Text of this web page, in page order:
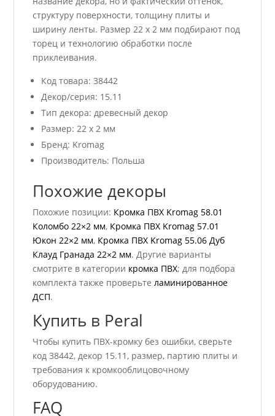
структуру поверхности, толщину плиты и
ширину ленты. Размер 22 x 2 мм подбирают под
торец и технологию обработки после
приклеивания.
Код товара: 38442
Декор/серия: 15.11
Тип декора: древесный декор
Размер: 22 x 2 мм
Бренд: Kromag
Производитель: Польша
Похожие декоры
Похожие позиции: Кромка ПВХ Kromag 58.01
Коломбо 22×2 мм, Кромка ПВХ Kromag 57.01
Юкон 22×2 мм, Кромка ПВХ Kromag 55.06 Дуб
Клауд Гранада 22×2 мм. Другие варианты
смотрите в категории кромка ПВХ; для подбора
комплекта также проверьтеламинированное
ДСП.
Купить в Peral
Чтобы купить ПВХ-кромку без ошибки, сверьте
код 38442, декор 15.11, размер, партию плиты и
требования к кромкооблицовочному
оборудованию.
FAQ